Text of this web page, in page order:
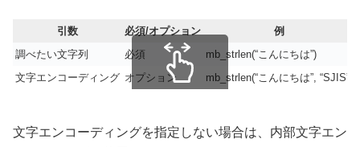
引数 必須/オプション
例
調べたい文字列
必須
mb_strlen(“こんにちは”)
文字エンコーディング オプション mb_strlen(“こんにちは”, “SJIS”)
文字エンコーディングを指定しない場合は、内部文字エン